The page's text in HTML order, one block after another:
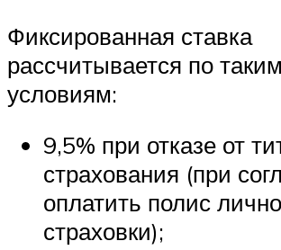
Фиксированная ставка
рассчитывается по таким
условиям:
9,5% при отказе от
страхования (при
оплатить полис
страховки);